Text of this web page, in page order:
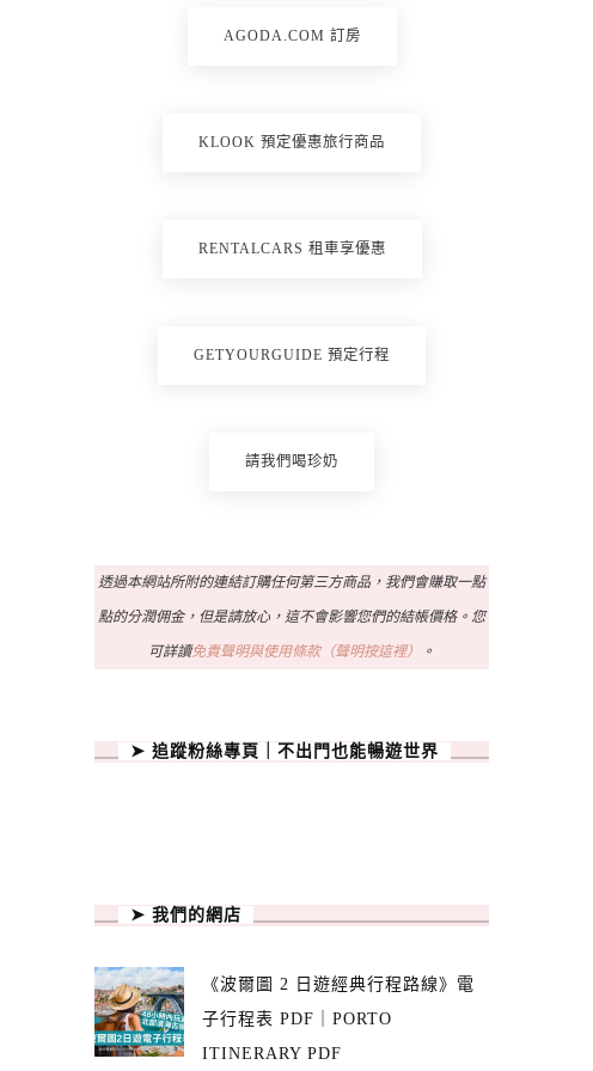
AGODA.COM 訂房
KLOOK 預定優惠旅行商品
RENTALCARS 租車享優惠
GETYOURGUIDE 預定行程
請我們喝珍奶
透過本網站所附的連結訂購任何第三方商品，我們會賺取一點
點的分潤佣金，但是請放心，這不會影響您們的結帳價格。您
可詳讀免責聲明與使用條款（聲明按這裡） 。
➤ 追蹤粉絲專頁｜不出門也能暢遊世界
➤ 我們的網店
《波爾圖 2 日遊經典行程路線》電
子行程表 PDF｜PORTO
ITINERARY PDF